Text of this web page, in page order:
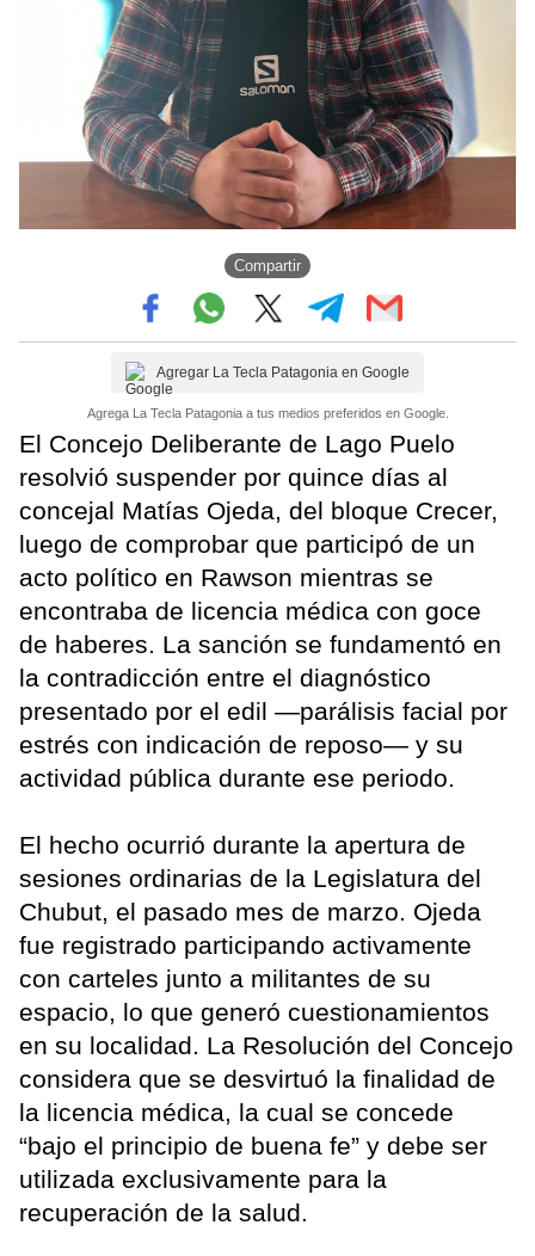
Compartir
Agregar La Tecla Patagonia en Google
Agrega La Tecla Patagonia a tus medios preferidos en Google.
El Concejo Deliberante de Lago Puelo
resolvió suspender por quince días al
concejal Matías Ojeda, del bloque Crecer,
luego de comprobar que participó de un
acto político en Rawson mientras se
encontraba de licencia médica con goce
de haberes. La sanción se fundamentó en
la contradicción entre el diagnóstico
presentado por el edil —parálisis facial por
estrés con indicación de reposo— y su
actividad pública durante ese periodo.
El hecho ocurrió durante la apertura de
sesiones ordinarias de la Legislatura del
Chubut, el pasado mes de marzo. Ojeda
fue registrado participando activamente
con carteles junto a militantes de su
espacio, lo que generó cuestionamientos
en su localidad. La Resolución del Concejo
considera que se desvirtuó la finalidad de
la licencia médica, la cual se concede
“bajo el principio de buena fe” y debe ser
utilizada exclusivamente para la
recuperación de la salud.